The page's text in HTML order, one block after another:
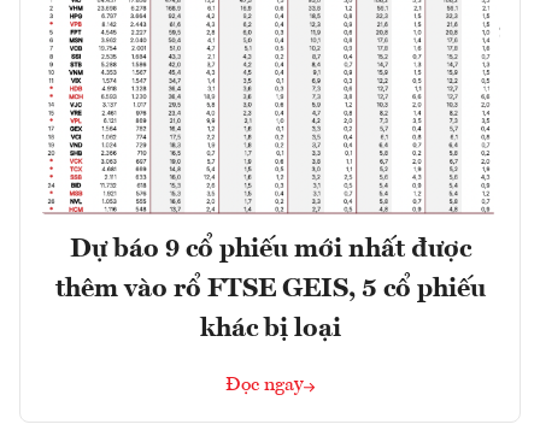
Dự báo 9 cổ phiếu mới nhất được
thêm vào rổ FTSE GEIS, 5 cổ phiếu
khác bị loại
Đọc ngay